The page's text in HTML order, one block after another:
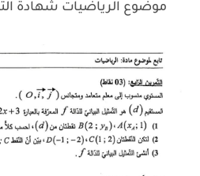
موضوع الرياضيات شهادة